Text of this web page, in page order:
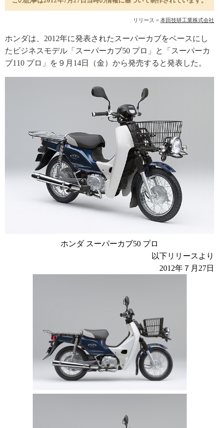
リリース = 本田技研工業株式会社
ホンダは、2012年に発表されたスーパーカブをベースにし
たビジネスモデル「スーパーカブ50 プロ」と「スーパーカ
ブ110 プロ」を９月14日（金）から発売すると発表した。
ホンダ スーパーカブ50 プロ
以下リリースより
2012年７月27日